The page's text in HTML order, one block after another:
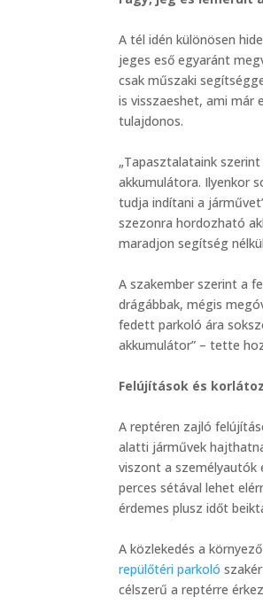
A tél idén különösen
jeges eső egyaránt
csak műszaki
is visszaeshet, ami már
tulajdonos.
„Tapasztalataink
akkumulátora. Ilyenkor
tudja indítani a
szezonra hordozható
maradjon segítség
A szakember szerint a
drágábbak, mégis
fedett parkoló ára
akkumulátor” – tette
Felújítások és
A reptéren zajló
alatti járművek
viszont a személyautók
perces sétával lehet
érdemes plusz időt
A közlekedés a
repülőtéri parkoló
célszerű a reptérre